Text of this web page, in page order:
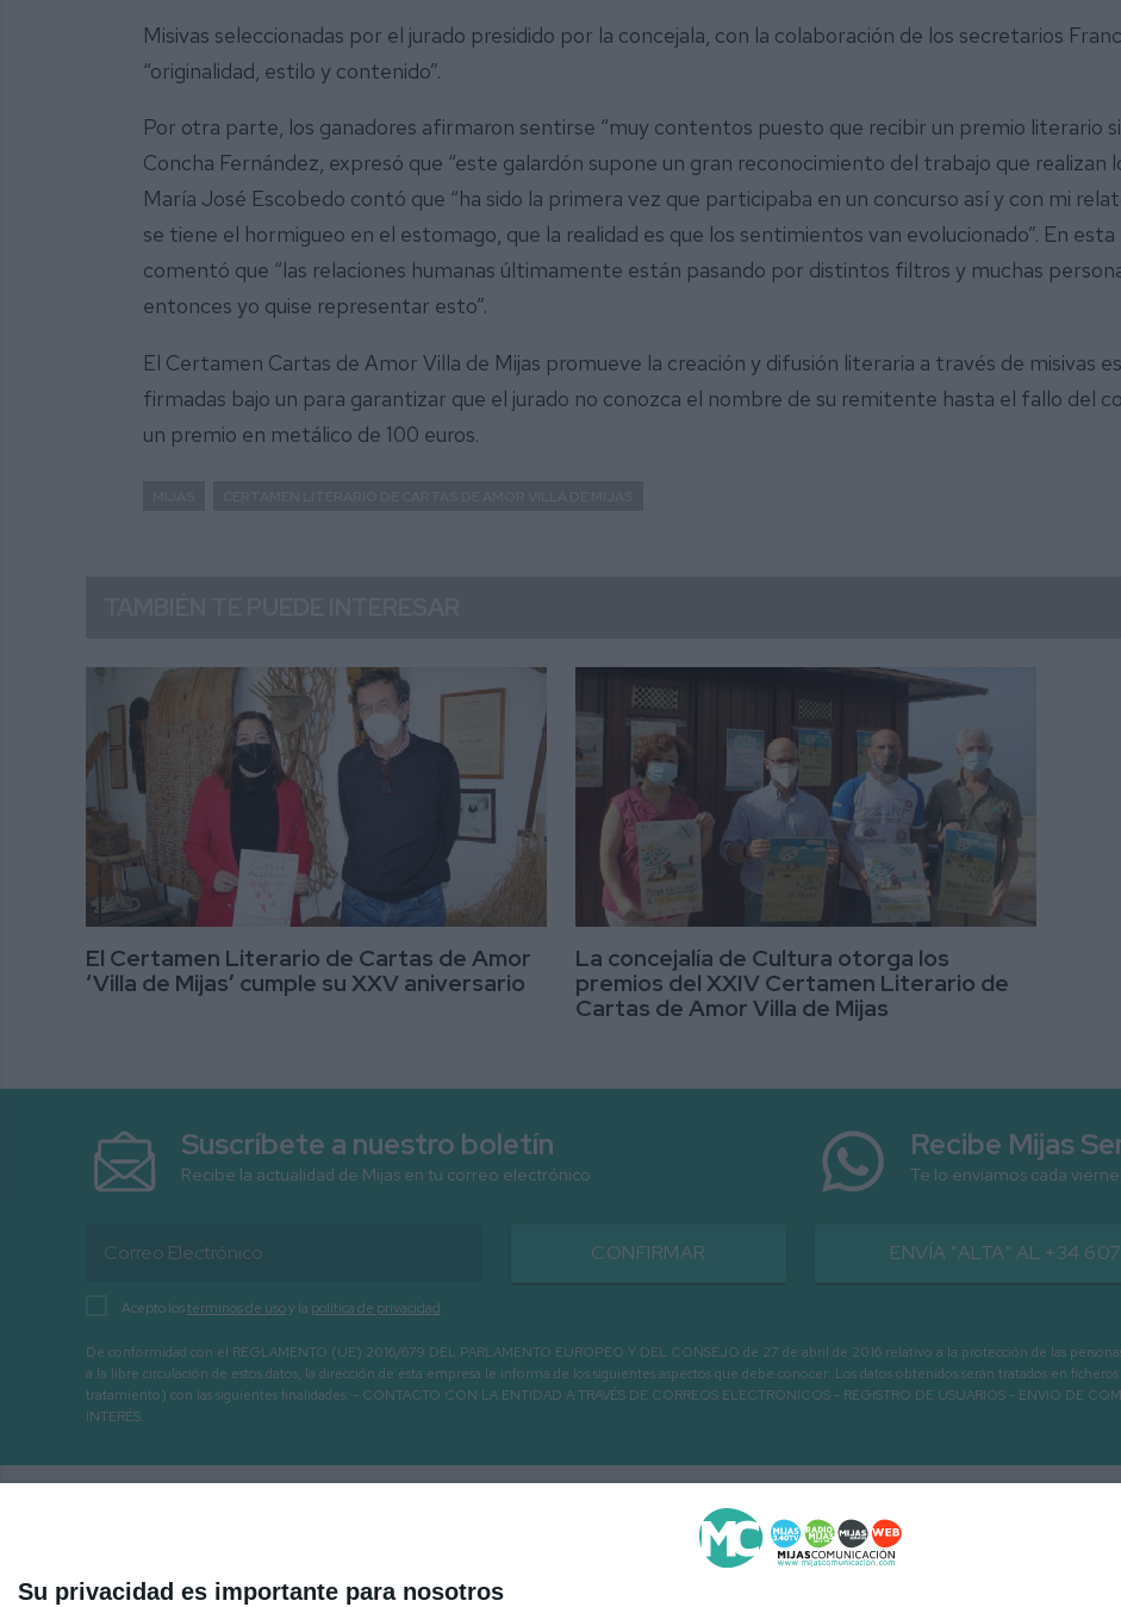
Su privacidad es importante para nosotros
Misivas seleccionadas por el jurado presidido por la concejala, con la colaboración de los secretarios
“originalidad, estilo y contenido”.
Por otra parte, los ganadores afirmaron sentirse “muy contentos puesto que recibir un premio literario
Concha Fernández, expresó que “este galardón supone un gran reconocimiento del trabajo que realizan
María José Escobedo contó que “ha sido la primera vez que participaba en un concurso así y con mi
se tiene el hormigueo en el estomago, que la realidad es que los sentimientos van evolucionado”. En
comentó que “las relaciones humanas últimamente están pasando por distintos filtros y muchas
entonces yo quise representar esto”.
El Certamen Cartas de Amor Villa de Mijas promueve la creación y difusión literaria a través de misivas
firmadas bajo un para garantizar que el jurado no conozca el nombre de su remitente hasta el fallo del
un premio en metálico de 100 euros.
El Certamen Literario de Cartas de Amor
‘Villa de Mijas’ cumple su XXV aniversario
La concejalía de Cultura otorga los
premios del XXIV Certamen Literario de
Cartas de Amor Villa de Mijas
Suscríbete a nuestro boletín
Recibe la actualidad de Mijas en tu correo electrónico
CONFIRMAR
Acepto lostérminos de usoy la política de privacidad
Recibe Mijas
Te lo enviamos cada
ENVÍA "ALTA" AL +34
De conformidad con el REGLAMENTO (UE) 2016/679 DEL PARLAMENTO EUROPEO Y DEL CONSEJO de 27 de abril de 2016 relativo a la protección de las
a la libre circulación de estos datos, la dirección de esta empresa le informa de los siguientes aspectos que debe conocer: Los datos obtenidos serán tratados en
tratamiento) con las siguientes finalidades: - CONTACTO CON LA ENTIDAD A TRAVÉS DE CORREOS ELECTRÓNICOS - REGISTRO DE USUARIOS - ENVIO DE
INTERÉS.